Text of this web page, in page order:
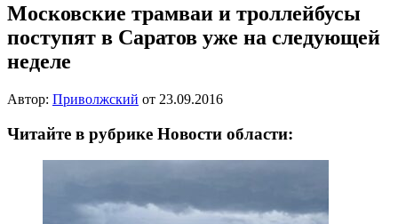
Московские трамваи и троллейбусы
поступят в Саратов уже на следующей
неделе
Автор: Приволжский от 23.09.2016
Читайте в рубрике Новости области: